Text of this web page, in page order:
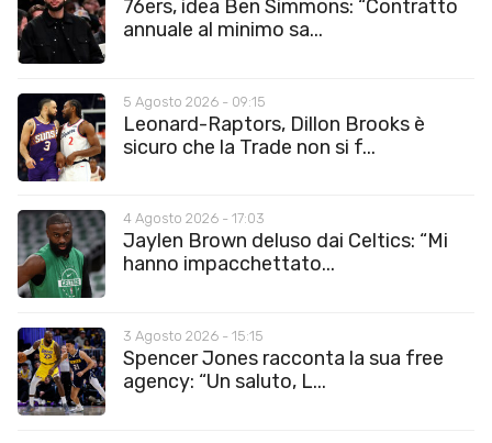
76ers, idea Ben Simmons: “Contratto
annuale al minimo sa...
5 Agosto 2026 - 09:15
Leonard-Raptors, Dillon Brooks è
sicuro che la Trade non si f...
4 Agosto 2026 - 17:03
Jaylen Brown deluso dai Celtics: “Mi
hanno impacchettato...
3 Agosto 2026 - 15:15
Spencer Jones racconta la sua free
agency: “Un saluto, L...